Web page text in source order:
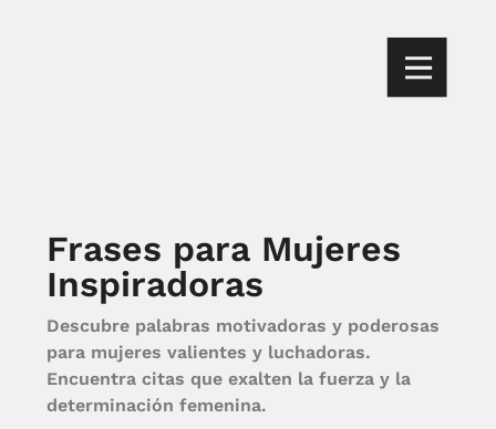
Frases para Mujeres
Inspiradoras
Descubre palabras motivadoras y poderosas
para mujeres valientes y luchadoras.
Encuentra citas que exalten la fuerza y la
determinación femenina.